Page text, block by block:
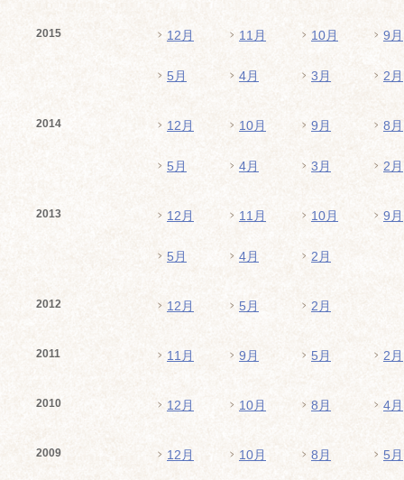
2015 12月 11月 10月 9月
5月 4月 3月 2月
2014 12月 10月 9月 8月
5月 4月 3月 2月
2013 12月 11月 10月 9月
5月 4月 2月
2012 12月 5月 2月
2011 11月 9月 5月 2月
2010 12月 10月 8月 4月
2009 12月 10月 8月 5月